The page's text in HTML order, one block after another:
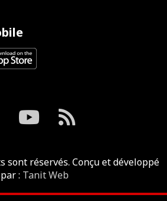
sont réservés. Conçu et développé
par : Tanit Web